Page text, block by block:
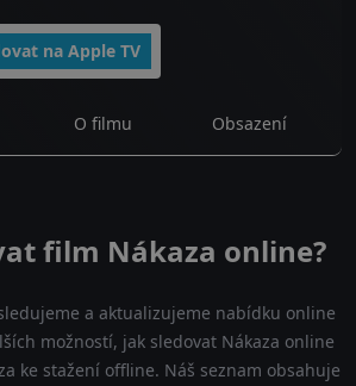
na Apple TV
O filmu Obsazení
film Nákaza online?
a aktualizujeme nabídku online
možností, jak sledovat Nákaza online
ke stažení offline. Náš seznam obsahuje